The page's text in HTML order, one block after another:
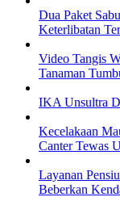
Dua Paket
Keterlibatan
Video Tangis
Tanaman
IKA Unsultra
Kecelakaan
Canter Tewas
Layanan
Beberkan